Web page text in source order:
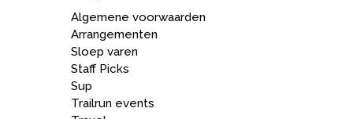
Algemene voorwaarden
Arrangementen
Sloep varen
Staff Picks
Sup
Trailrun events